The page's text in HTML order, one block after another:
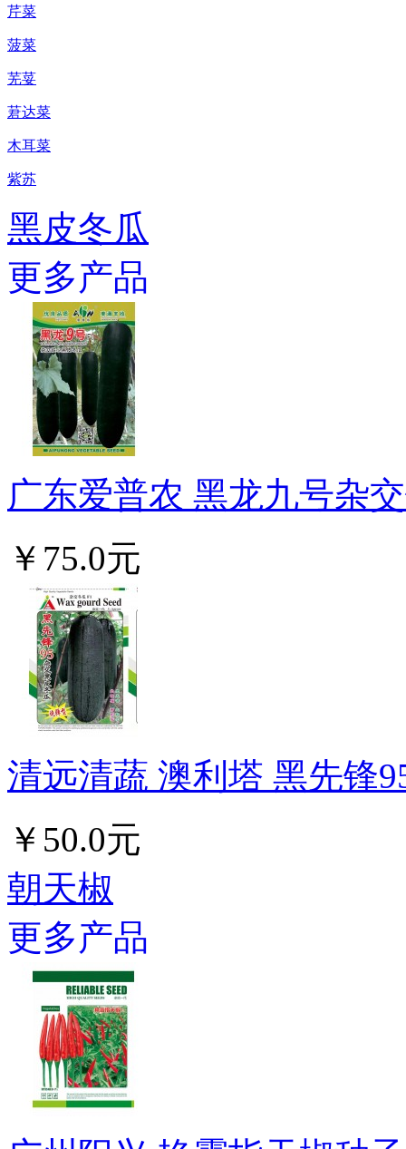
芹菜
菠菜
芜荽
莙达菜
木耳菜
紫苏
黑皮冬瓜
更多产品
广东爱普农 黑龙九号杂
￥75.0元
清远清蔬 澳利塔 黑先锋
￥50.0元
朝天椒
更多产品